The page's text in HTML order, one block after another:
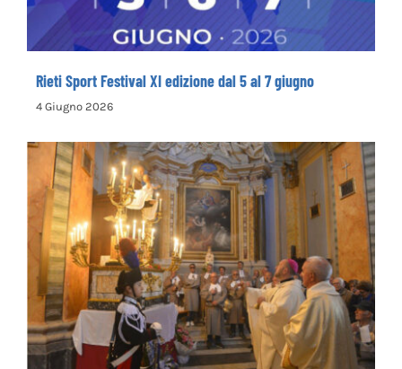
Rieti Sport Festival XI edizione dal 5 al 7 giugno
4 Giugno 2026
Rinnovata la devozione in onore del primo
santo cappuccino san Felice da Cantalice